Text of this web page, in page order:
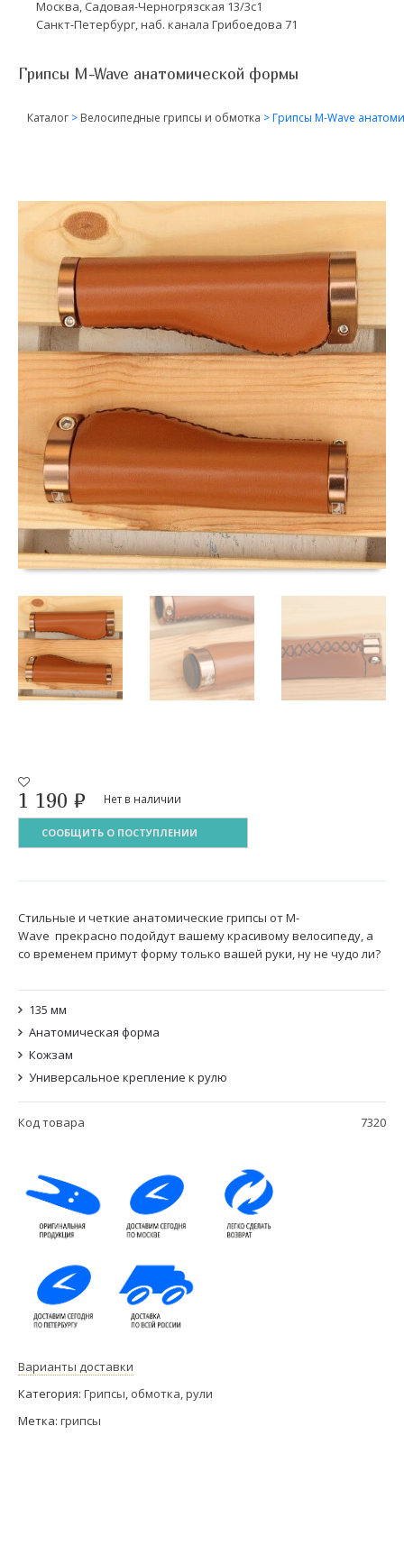
Москва, Садовая-Черногрязская 13/3с1
Санкт-Петербург, наб. канала Грибоедова 71
Грипсы M-Wave анатомической формы
Каталог > Велосипедные грипсы и обмотка >Грипсы M-Wave
1 190 ₽ Нет в наличии
СООБЩИТЬ О ПОСТУПЛЕНИИ
Стильные и четкие анатомические грипсы от M-
Wave прекрасно подойдут вашему красивому велосипеду, а
со временем примут форму только вашей руки, ну не чудо ли?
135 мм
Анатомическая форма
Кожзам
Универсальное крепление к рулю
Код товара 7320
Варианты доставки
Категория: Грипсы, обмотка, рули
Метка: грипсы